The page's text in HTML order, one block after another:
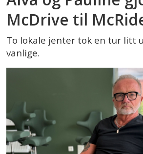
McDrive til
To lokale jenter tok en tur litt
vanlige.